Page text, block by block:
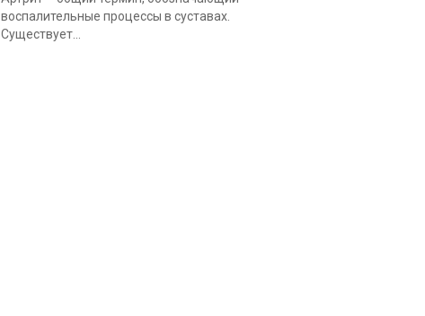
воспалительные процессы в суставах.
Существует...